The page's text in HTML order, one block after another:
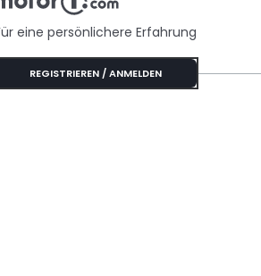
Specials
eine persönlichere Erfahrung
REGISTRIEREN / ANMELDEN